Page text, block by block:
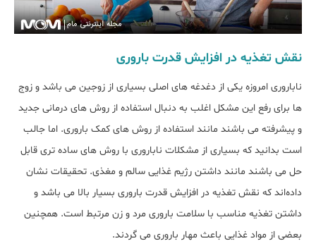
نقش تغذیه در افزایش قدرت باروری
ناباروری امروزه یکی از دغدغه های اصلی بسیاری از زوجین می باشد و زوج
ها برای رفع این مشکل اغلب به دنبال استفاده از روش های درمانی جدید
و پیشرفته می باشند مانند استفاده از روش های کمک باروری. اما جالب
است بدانید که بسیاری از مشکلات ناباروری با روش های ساده تری قابل
حل می باشند مانند داشتن رژیم غذایی سالم و مغذی. تحقیقات نشان
داده‌اند که نقش تغذیه در افزایش قدرت باروری بسیار بالا می باشد و
داشتن تغذیه‌ مناسب با سلامت باروری مرد و زن مرتبط است. همچنین
بعضی از مواد غذایی باعث مهار باروری می گردند.